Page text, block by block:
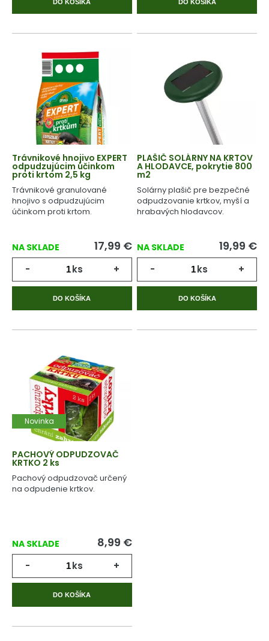
DO KOŠÍKA DO KOŠÍKA
Trávnikové hnojivo EXPERT
odpudzujúcim účinkom
proti krtom 2,5 kg
Trávnikové granulované
hnojivo s odpudzujúcim
účinkom proti krtom.
NA SKLADE 17,99 €
- ks +
DO KOŠÍKA
PLAŠIČ SOLÁRNY NA KRTOV
A HLODAVCE, pokrytie 800
m2
Solárny plašič pre bezpečné
odpudzovanie krtkov, myší a
hrabavých hlodavcov.
NA SKLADE 19,99 €
- ks +
DO KOŠÍKA
Novinka
PACHOVÝ ODPUDZOVAČ
KRTKO 2 ks
Pachový odpudzovač určený
na odpudenie krtkov.
NA SKLADE 8,99 €
- ks +
DO KOŠÍKA